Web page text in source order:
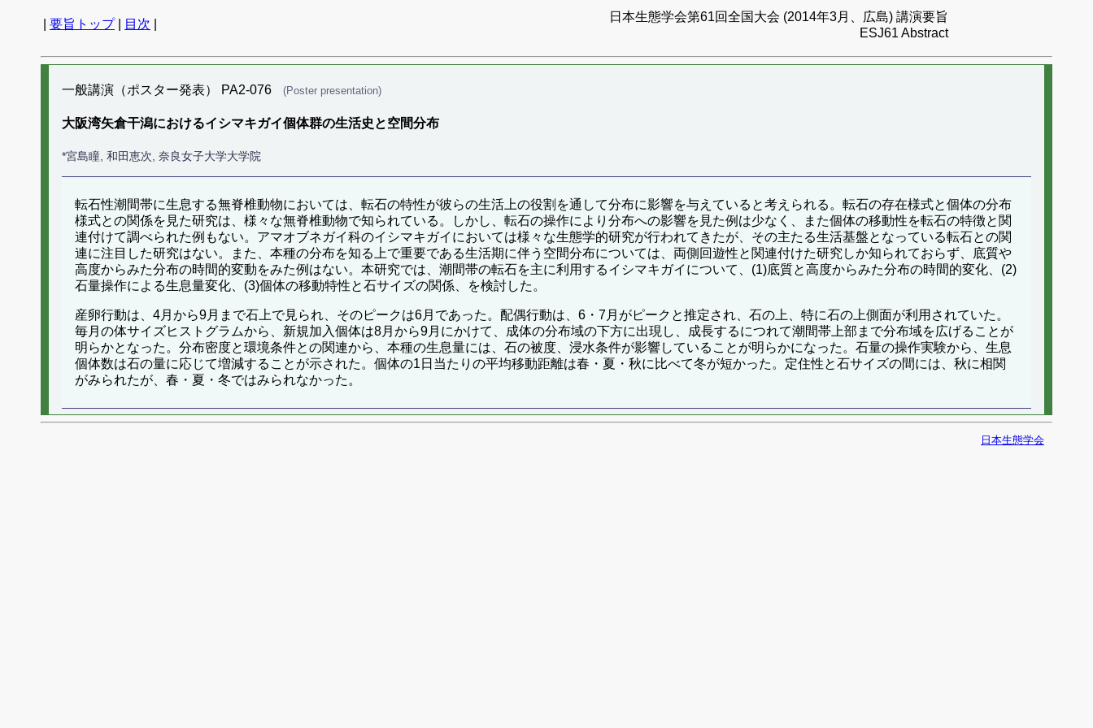
要旨トップ| 目次
日本生態学会第61回全国大会 (2014年3月、広島) 講演要旨
ESJ61 Abstract
一般講演（ポスター発表） PA2-076 (Poster presentation)
大阪湾矢倉干潟におけるイシマキガイ個体群の生活史と空間分布
*宮島瞳, 和田恵次, 奈良女子大学大学院
転石性潮間帯に生息する無脊椎動物においては、転石の特性が彼らの生活上の役割を通して分布に影響を与えていると考えられる。転石の存在様式と個体の分布
様式との関係を見た研究は、様々な無脊椎動物で知られている。しかし、転石の操作により分布への影響を見た例は少なく、また個体の移動性を転石の特徴と関
連付けて調べられた例もない。アマオブネガイ科のイシマキガイにおいては様々な生態学的研究が行われてきたが、その主たる生活基盤となっている転石との関
連に注目した研究はない。また、本種の分布を知る上で重要である生活期に伴う空間分布については、両側回遊性と関連付けた研究しか知られておらず、底質や
高度からみた分布の時間的変動をみた例はない。本研究では、潮間帯の転石を主に利用するイシマキガイについて、(1)底質と高度からみた分布の時間的変化、(2)
石量操作による生息量変化、(3)個体の移動特性と石サイズの関係、を検討した。
産卵行動は、4月から9月まで石上で見られ、そのピークは6月であった。配偶行動は、6・7月がピークと推定され、石の上、特に石の上側面が利用されていた。
毎月の体サイズヒストグラムから、新規加入個体は8月から9月にかけて、成体の分布域の下方に出現し、成長するにつれて潮間帯上部まで分布域を広げることが
明らかとなった。分布密度と環境条件との関連から、本種の生息量には、石の被度、浸水条件が影響していることが明らかになった。石量の操作実験から、生息
個体数は石の量に応じて増減することが示された。個体の1日当たりの平均移動距離は春・夏・秋に比べて冬が短かった。定住性と石サイズの間には、秋に相関
がみられたが、春・夏・冬ではみられなかった。
日本生態学会